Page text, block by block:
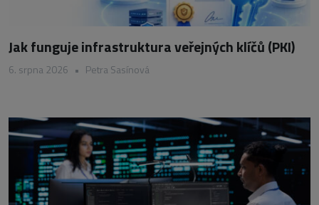
Jak funguje infrastruktura veřejných klíčů (PKI)
6. srpna 2026 • Petra Sasínová